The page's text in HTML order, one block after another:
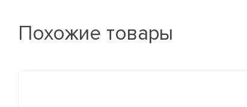
Похожие товары